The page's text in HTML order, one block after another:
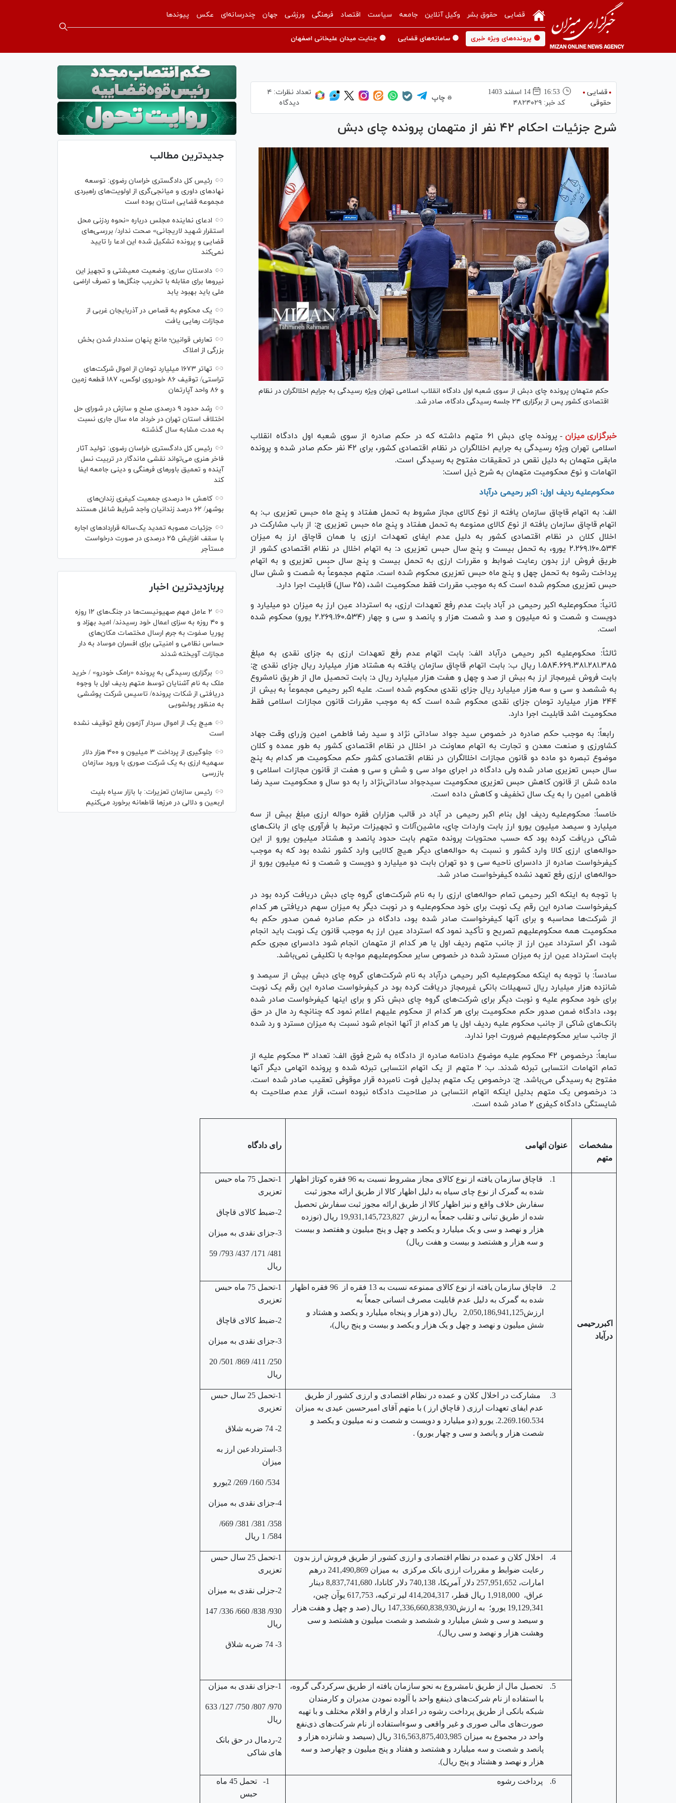
قضایی حقوق بشر وکیل آنلاین جامعه سیاست اقتصاد فرهنگی ورزشی جهان چندرسانه‌ای عکس پیوندها
🟡 پرونده‌های ویژه خبری 🟡 سامانه‌های قضایی 🟡 جنایت میدان علیخانی اصفهان
قضایی
حقوقی
16:53
14 اسفند 1403
کد خبر:۴۸۲۴۰۲۹
چاپ
تعداد نظرات: ۴
دیدگاه
شرح جزئیات احکام ۴۲ نفر از متهمان پرونده چای دبش
حکم متهمان پرونده چای دبش از سوی شعبه اول دادگاه انقلاب اسلامی تهران ویژه رسیدگی به جرایم اخلالگران در نظام
اقتصادی کشور پس از برگزاری ۲۴ جلسه رسیدگی دادگاه، صادر شد.
خبرگزاری میزان -
پرونده چای دبش ۶۱ متهم داشته که در حکم صادره از سوی شعبه اول دادگاه انقلاب
اسلامی تهران ویژه رسیدگی به جرایم اخلالگران در نظام اقتصادی کشور، برای ۴۲ نفر حکم صادر شده و پرونده
مابقی متهمان به دلیل نقص در تحقیقات مفتوح به رسیدگی است.
اتهامات و نوع محکومیت متهمان به شرح ذیل است:
محکوم‌علیه ردیف اول: اکبر رحیمی درآباد
الف: به اتهام قاچاق سازمان یافته از نوع کالای مجاز مشروط به تحمل هفتاد و پنج ماه حبس تعزیری ب: به
اتهام قاچاق سازمان یافته از نوع کالای ممنوعه به تحمل هفتاد و پنج ماه حبس تعزیری ج: از باب مشارکت در
اخلال کلان در نظام اقتصادی کشور به دلیل عدم ایفای تعهدات ارزی یا همان قاچاق ارز به میزان
۲.۲۶۹.۱۶۰.۵۳۴ یورو، به تحمل بیست و پنج سال حبس تعزیری د: به اتهام اخلال در نظام اقتصادی کشور از
طریق فروش ارز بدون رعایت ضوابط و مقررات ارزی به تحمل بیست و پنج سال حبس تعزیری و به اتهام
پرداخت رشوه به تحمل چهل و پنج ماه حبس تعزیری محکوم شده است. متهم مجموعاً به شصت و شش سال
حبس تعزیری محکوم شده است که به موجب مقررات فقط محکومیت اشد، (۲۵ سال) قابلیت اجرا دارد.
ثانیاً: محکوم‌علیه اکبر رحیمی در آباد بابت عدم رفع تعهدات ارزی، به استرداد عین ارز به میزان دو میلیارد و
دویست و شصت و نه میلیون و صد و شصت هزار و پانصد و سی و چهار (۲.۲۶۹.۱۶۰.۵۳۴ یورو) محکوم شده
است.
ثالثاً: محکوم‌علیه اکبر رحیمی درآباد الف: بابت اتهام عدم رفع تعهدات ارزی به جزای نقدی به مبلغ
۱.۵۸۴.۶۶۹.۳۸۱.۲۸۱.۳۸۵ ریال ب: بابت اتهام قاچاق سازمان یافته به هشتاد هزار میلیارد ریال جزای نقدی ج:
بابت فروش غیرمجاز ارز به بیش از صد و چهل و هفت هزار میلیارد ریال د: بابت تحصیل مال از طریق نامشروع
به ششصد و سی و سه هزار میلیارد ریال جزای نقدی محکوم شده است. علیه اکبر رحیمی مجموعاً به بیش از
۲۴۴ هزار میلیارد تومان جزای نقدی محکوم شده است که به موجب مقررات قانون مجازات اسلامی فقط
محکومیت اشد قابلیت اجرا دارد.
رابعاً: به موجب حکم صادره در خصوص سید جواد ساداتی نژاد و سید رضا فاطمی امین وزرای وقت جهاد
کشاورزی و صنعت معدن و تجارت به اتهام معاونت در اخلال در نظام اقتصادی کشور به طور عمده و کلان
موضوع تبصره دو ماده دو قانون مجازات اخلالگران در نظام اقتصادی کشور حکم محکومیت هر کدام به پنج
سال حبس تعزیری صادر شده ولی دادگاه در اجرای مواد سی و شش و سی و هفت از قانون مجازات اسلامی و
ماده شش از قانون کاهش حبس تعزیری محکومیت سیدجواد ساداتی‌نژاد را به دو سال و محکومیت سید رضا
فاطمی امین را به یک سال تخفیف و کاهش داده است.
خامساً: محکوم‌علیه ردیف اول بنام اکبر رحیمی در آباد در قالب هزاران فقره حواله ارزی مبلغ بیش از سه
میلیارد و سیصد میلیون یورو ارز بابت واردات چای، ماشین‌آلات و تجهیزات مرتبط با فرآوری چای از بانک‌های
شاکی دریافت کرده بود که حسب محتویات پرونده متهم بابت حدود پانصد و هشتاد میلیون یورو از این
حواله‌های ارزی کالا وارد کشور و نسبت به حواله‌های دیگر هیچ کالایی وارد کشور نشده بود که به موجب
کیفرخواست صادره از دادسرای ناحیه سی و دو تهران بابت دو میلیارد و دویست و شصت و نه میلیون یورو از
حواله‌های ارزی رفع تعهد نشده کیفرخواست صادر شد.
با توجه به اینکه اکبر رحیمی تمام حواله‌های ارزی را به نام شرکت‌های گروه چای دبش دریافت کرده بود در
کیفرخواست صادره این رقم یک نوبت برای خود محکوم‌علیه و در نوبت دیگر به میزان سهم دریافتی هر کدام
از شرکت‌ها محاسبه و برای آنها کیفرخواست صادر شده بود، دادگاه در حکم صادره ضمن صدور حکم به
محکومیت همه محکوم‌علیهم تصریح و تأکید نمود که استرداد عین ارز به موجب قانون یک نوبت باید انجام
شود، اگر استرداد عین ارز از جانب متهم ردیف اول یا هر کدام از متهمان انجام شود دادسرای مجری حکم
بابت استرداد عین ارز به میزان مسترد شده در خصوص سایر محکوم‌علیهم مواجه با تکلیفی نمی‌باشد.
سادساً: با توجه به اینکه محکوم‌علیه اکبر رحیمی درآباد به نام شرکت‌های گروه چای دبش بیش از سیصد و
شانزده هزار میلیارد ریال تسهیلات بانکی غیرمجاز دریافت کرده بود در کیفرخواست صادره این رقم یک نوبت
برای خود محکوم علیه و نوبت دیگر برای شرکت‌های گروه چای دبش ذکر و برای اینها کیفرخواست صادر شده
بود، دادگاه ضمن صدور حکم محکومیت برای هر کدام از محکوم علیهم اعلام نمود که چنانچه رد مال در حق
بانک‌های شاکی از جانب محکوم علیه ردیف اول یا هر کدام از آنها انجام شود نسبت به میزان مسترد و رد شده
از جانب سایر محکوم‌علیهم ضرورت اجرا ندارد.
سابعاً: درخصوص ۴۲ محکوم علیه موضوع دادنامه صادره از دادگاه به شرح فوق الف: تعداد ۳ محکوم علیه از
تمام اتهامات انتسابی تبرئه شدند. ب: ۲ متهم از یک اتهام انتسابی تبرئه شده و پرونده اتهامی دیگر آنها
مفتوح به رسیدگی می‌باشد. ج: درخصوص یک متهم بدلیل فوت نامبرده قرار موقوفی تعقیب صادر شده است.
د: درخصوص یک متهم بدلیل اینکه اتهام انتسابی در صلاحیت دادگاه نبوده است، قرار عدم صلاحیت به
شایستگی دادگاه کیفری ۲ صادر شده است.
مشخصات
متهم
عنوان اتهامی رای دادگاه
اکبررحیمی
درآباد
1.
قاچاق سازمان یافته از نوع کالای مجاز مشروط نسبت به 96 فقره کوتاژ اظهار
شده به گمرک از نوع چای سیاه به دلیل اظهار کالا از طریق ارائه مجوز ثبت
سفارش خلاف واقع و نیز اظهار کالا از طریق ارائه مجوز ثبت سفارش تحصیل
شده از طریق تبانی و تقلب جمعاً به ارزش 19,931,145,723,827 ریال (نوزده
هزار و نهصد و سی و یک میلیارد و یکصد و چهل و پنج میلیون و هفتصد و بیست
و سه هزار و هشتصد و بیست و هفت ریال)
1-تحمل 75 ماه حبس
تعزیری
2-ضبط کالای قاچاق
3-جزای نقدی به میزان
481/ 171/ 437/ 793/ 59
ریال
2.
قاچاق سازمان یافته از نوع کالای ممنوعه نسبت به 13 فقره از 96 فقره اظهار
شده به گمرک به دلیل عدم قابلیت مصرف انسانی جمعاً به
ارزش2,050,186,941,125 ریال (دو هزار و پنجاه میلیارد و یکصد و هشتاد و
شش میلیون و نهصد و چهل و یک هزار و یکصد و بیست و پنج ریال)،
1-تحمل 75 ماه حبس
تعزیری
2-ضبط کالای قاچاق
3-جزای نقدی به میزان
250/ 411/ 869/ 501/ 20
ریال
3.
مشارکت در اخلال کلان و عمده در نظام اقتصادی و ارزی کشور از طریق
عدم ایفای تعهدات ارزی ( قاچاق ارز ) با متهم آقای امیرحسین عیدی به میزان
2.269.160.534. یورو (دو میلیارد و دویست و شصت و نه میلیون و یکصد و
شصت هزار و پانصد و سی و چهار یورو) .
1-تحمل 25 سال حبس
تعزیری
2- 74 ضربه شلاق
3-استردادعین ارز به
میزان
534/ 160/ 269/ 2یورو
4-جزای نقدی به میزان
358/ 381/ 381/ 669/
584/ 1 ریال
4.
اخلال کلان و عمده در نظام اقتصادی و ارزی کشور از طریق فروش ارز بدون
رعایت ضوابط و مقررات ارزی بانک مرکزی به میزان 241,490,869 درهم
امارات، 257,951,652 دلار آمریکا، 740,138 دلار کانادا، 8,837,741,680 دینار
عراق، 1,918,000 ریال قطر، 414,204,317 لیر ترکیه، 617,753 یوآن چین،
19,129,341 یورو؛ به ارزش147,336,660,838,930 ریال (صد و چهل و هفت هزار
و سیصد و سی و شش میلیارد و ششصد و شصت میلیون و هشتصد و سی
وهشت هزار و نهصد و سی ریال).
1-تحمل 25 سال حبس
تعزیری
2-جزلی نقدی به میزان
930/ 838/ 660/ 336/ 147
ریال
3- 74 ضربه شلاق
5.
تحصیل مال از طریق نامشروع به نحو سازمان یافته از طریق سرکردگی گروه،
با استفاده از نام شرکت‌های ذینفع واحد با آلوده نمودن مدیران و کارمندان
شبکه بانکی از طریق پرداخت رشوه در اعداد و ارقام و اقلام مختلف و با تهیه
صورت‌های مالی صوری و غیر واقعی و سوءاستفاده از نام شرکت‌های ذی‌نفع
واحد در مجموع به میزان 316,563,875,403,985 ریال (سیصد و شانزده هزار و
پانصد و شصت و سه میلیارد و هشتصد و هفتاد و پنج میلیون و چهارصد و سه
هزار و نهصد و هشتاد و پنج ریال).
1-جزای نقدی به میزان
970/ 807/ 750/ 127/ 633
ریال
2-ردمال در حق بانک
های شاکی
6. پرداخت رشوه 1-
تحمل 45 ماه
حبس
جدیدترین مطالب
رئیس کل دادگستری خراسان رضوی: توسعه
نهاد‌های داوری و میانجی‌گری از اولویت‌های راهبردی
مجموعه قضایی استان بوده است
ادعای نماینده مجلس درباره «نحوه ردزنی محل
استقرار شهید لاریجانی» صحت ندارد/ بررسی‌های
قضایی و پرونده تشکیل شده این ادعا را تایید
نمی‌کند
دادستان ساری: وضعیت معیشتی و تجهیز این
نیرو‌ها برای مقابله با تخریب جنگل‌ها و تصرف اراضی
ملی باید بهبود یابد
یک محکوم به قصاص در آذربایجان‌ غربی از
مجازات رهایی یافت
تعارض قوانین؛ مانع پنهان سنددار شدن بخش
بزرگی از املاک
تهاتر ۱۶۷۳ میلیارد تومان از اموال شرکت‌های
تراستی/ توقیف ۸۶ خودروی لوکس، ۱۸۷ قطعه زمین
و ۸۶ واحد آپارتمان
رشد حدود ۹ درصدی صلح و سازش در شورای حل
اختلاف استان تهران در خرداد ماه سال جاری نسبت
به مدت مشابه سال گذشته
رئیس کل دادگستری خراسان رضوی: تولید آثار
فاخر هنری می‌تواند نقشی ماندگار در تربیت نسل
آینده و تعمیق باور‌های فرهنگی و دینی جامعه ایفا
کند
کاهش ۱۰ درصدی جمعیت کیفری زندان‌های
بوشهر/ ۶۲ درصد زندانیان واجد شرایط شاغل هستند
جزئیات مصوبه تمدید یک‌ساله قرارداد‌های اجاره
با سقف افزایش ۲۵ درصدی در صورت درخواست
مستأجر
پربازدیدترین اخبار
۲ عامل مهم صهیونیست‌ها در جنگ‌های ۱۲ روزه
و ۴۰ روزه به سزای اعمال خود رسیدند/ امید بهزاد و
پوریا صفوت به جرم ارسال مختصات مکان‌های
حساس نظامی و امنیتی برای افسران موساد به دار
مجازات آویخته شدند
برگزاری رسیدگی به پرونده «رامک خودرو» / خرید
ملک به نام آشنایان توسط متهم ردیف اول با وجوه
دریافتی از شکات پرونده/ تاسیس شرکت پوششی
به منظور پولشویی
هیچ یک از اموال سردار آزمون رفع توقیف نشده
است
جلوگیری از پرداخت ۳ میلیون و ۴۰۰ هزار دلار
سهمیه ارزی به یک شرکت صوری با ورود سازمان
بازرسی
رئیس سازمان تعزیرات: با بازار سیاه بلیت
اربعین و دلالی در مرز‌ها قاطعانه برخورد می‌کنیم